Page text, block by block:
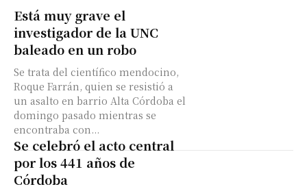
Está muy grave el
investigador de la UNC
baleado en un robo
Se trata del científico mendocino,
Roque Farrán, quien se resistió a
un asalto en barrio Alta Córdoba el
domingo pasado mientras se
encontraba con...
Se celebró el acto central
por los 441 años de
Córdoba